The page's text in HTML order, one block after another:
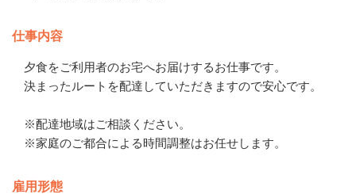
仕事内容
夕食をご利用者のお宅へお届けするお仕事です。
決まったルートを配達していただきますので安心です。
※配達地域はご相談ください。
※家庭のご都合による時間調整はお任せします。
雇用形態